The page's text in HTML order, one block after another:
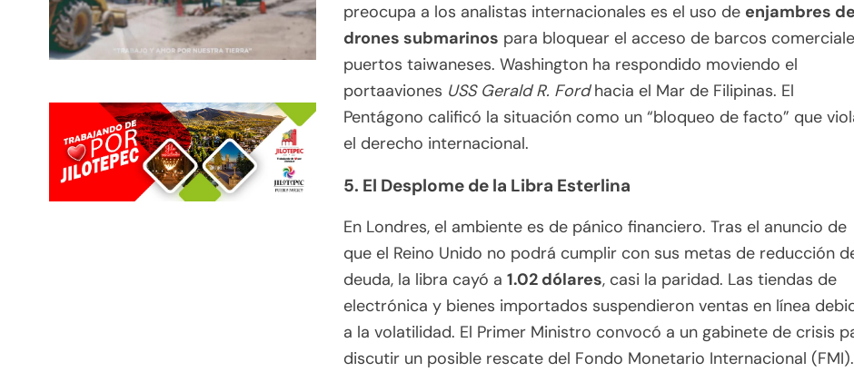
preocupa a los analistas internacionales es el uso de enjambres de
drones submarinos para bloquear el acceso de barcos
puertos taiwaneses. Washington ha respondido moviendo el
portaaviones USS Gerald R. Fordhacia el Mar de Filipinas. El
Pentágono calificó la situación como un “bloqueo de facto” que
el derecho internacional.
5. El Desplome de la Libra Esterlina
En Londres, el ambiente es de pánico financiero. Tras el anuncio de
que el Reino Unido no podrá cumplir con sus metas de reducción
deuda, la libra cayó a 1.02 dólares, casi la paridad. Las tiendas de
electrónica y bienes importados suspendieron ventas en línea
a la volatilidad. El Primer Ministro convocó a un gabinete de crisis
discutir un posible rescate del Fondo Monetario Internacional (FMI).